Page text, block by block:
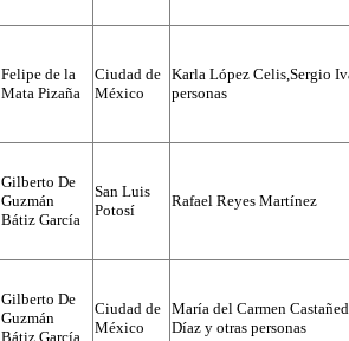
Felipe de la
Mata Pizaña
Ciudad de
México
Karla López Celis,Sergio
personas
Gilberto De
Guzmán
Bátiz García
San Luis
Potosí
Rafael Reyes Martínez
Gilberto De
Guzmán
Bátiz García
Ciudad de
México
María del Carmen
Díaz y otras personas